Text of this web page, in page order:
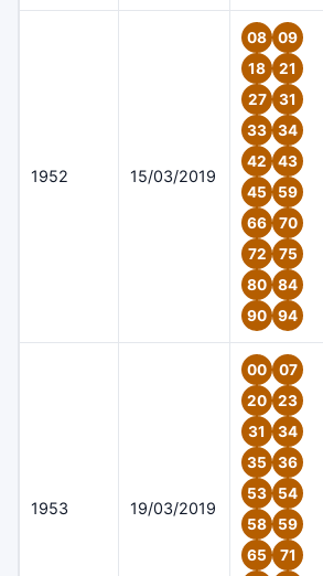
1952 15/03/2019
08
09
18
21
27
31
33
34
42
43
45
59
66
70
72
75
80
84
90
94
1953 19/03/2019
00
07
20
23
31
34
35
36
53
54
58
59
65
71